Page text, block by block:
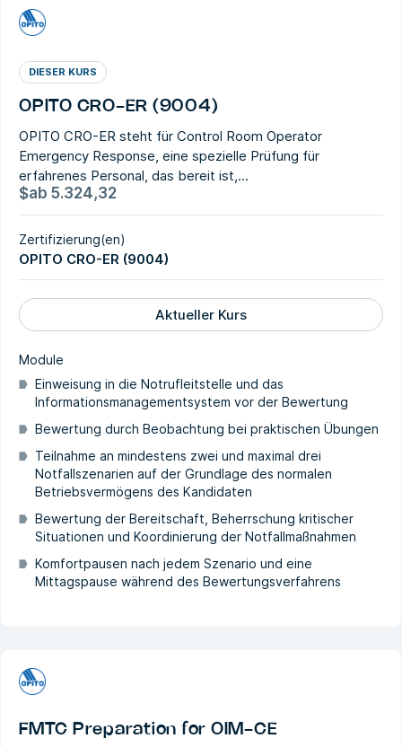
DIESER KURS
OPITO CRO-ER (9004)
OPITO CRO-ER steht für Control Room Operator
Emergency Response, eine spezielle Prüfung für
erfahrenes Personal, das bereit ist,...
$ab 5.324,32
Zertifizierung(en)
OPITO CRO-ER (9004)
Aktueller Kurs
Module
Einweisung in die Notrufleitstelle und das
Informationsmanagementsystem vor der Bewertung
Bewertung durch Beobachtung bei praktischen Übungen
Teilnahme an mindestens zwei und maximal drei
Notfallszenarien auf der Grundlage des normalen
Betriebsvermögens des Kandidaten
Bewertung der Bereitschaft, Beherrschung kritischer
Situationen und Koordinierung der Notfallmaßnahmen
Komfortpausen nach jedem Szenario und eine
Mittagspause während des Bewertungsverfahrens
FMTC Preparation for OIM-CE